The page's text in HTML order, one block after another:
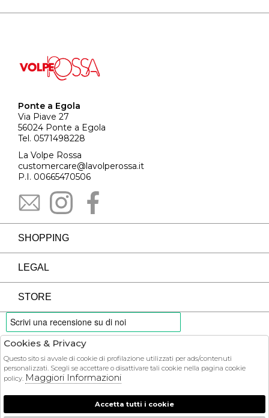
Ponte a Egola
Via Piave 27
56024 Ponte a Egola
Tel. 0571498228
La Volpe Rossa
customercare@lavolperossa.it
P.I. 00665470506
SHOPPING
LEGAL
STORE
PAYMENTS
COURIER
Cookies & Privacy
Questo sito si avvale di cookie di profilazione utilizzati per ads/contenuti
personalizzati. Scegli se accettare o disattivare tali cookie nella pagina cookie
policy. Maggiori Informazioni
Accetta tutti i cookie